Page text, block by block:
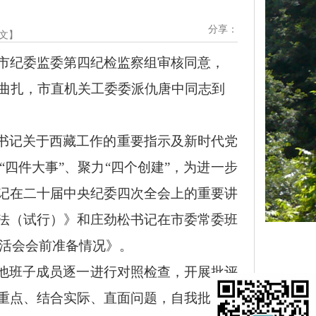
】 分享：
委监委第四纪检监察组审核同意，
扎，市直机关工委委派仇唐中 同志到
记关于西藏工作的重要指示及新时代党
件大事”、聚力“四个创建”，为进一步
在二十届中央纪委四次全会上的重要讲
（试行）》和庄劲松书记在市委常委班
会会前准备情况》。
班子成员逐一进行对照检查，开展批评
点、结合实际、直面问题，自我批评真